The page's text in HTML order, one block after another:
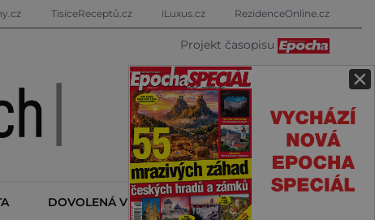
×
TisíceReceptů.cz iLuxus.cz RezidenceOnline.cz
Projekt časopisu
DOVOLENÁ V ZAHRANIČÍ KALENDÁŘ AKCÍ